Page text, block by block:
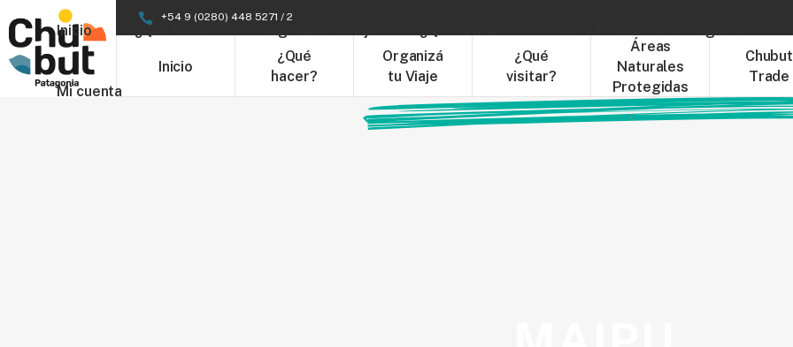
+54 9 (0280) 448 5271 / 2
Inicio
¿Qué
hacer?
Organizá
tu Viaje
¿Qué
visitar?
Áreas
Naturales
Protegidas
Chubut
Trade
Inicio ¿Qué hacer?
Mi cuenta